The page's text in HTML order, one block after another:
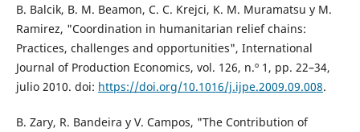
B. Balcik, B. M. Beamon, C. C. Krejci, K. M. Muramatsu y M.
Ramirez, "Coordination in humanitarian relief chains:
Practices, challenges and opportunities", International
Journal of Production Economics, vol. 126, n.º 1, pp. 22–34,
julio 2010. doi: https://doi.org/10.1016/j.ijpe.2009.09.008.
B. Zary, R. Bandeira y V. Campos, "The Contribution of